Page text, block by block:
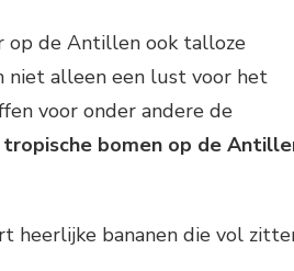
op de Antillen ook talloze
niet alleen een lust voor het
voor onder andere de
tropische bomen op de
heerlijke bananen die vol